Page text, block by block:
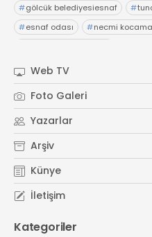
#gölcük belediyesiesnaf #
#esnaf odası #necmi
Web TV
Foto Galeri
Yazarlar
Arşiv
Künye
İletişim
Kategoriler